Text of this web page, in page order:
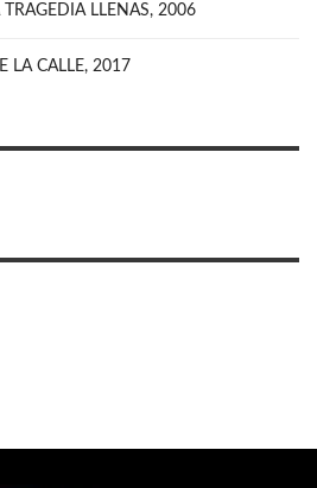
LLENAS, 2006
LA CALLE, 2017